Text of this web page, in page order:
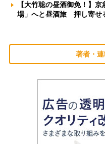
【大竹聡の昼酒御免！】
場」へと昼酒旅 押し寄せ
著者・